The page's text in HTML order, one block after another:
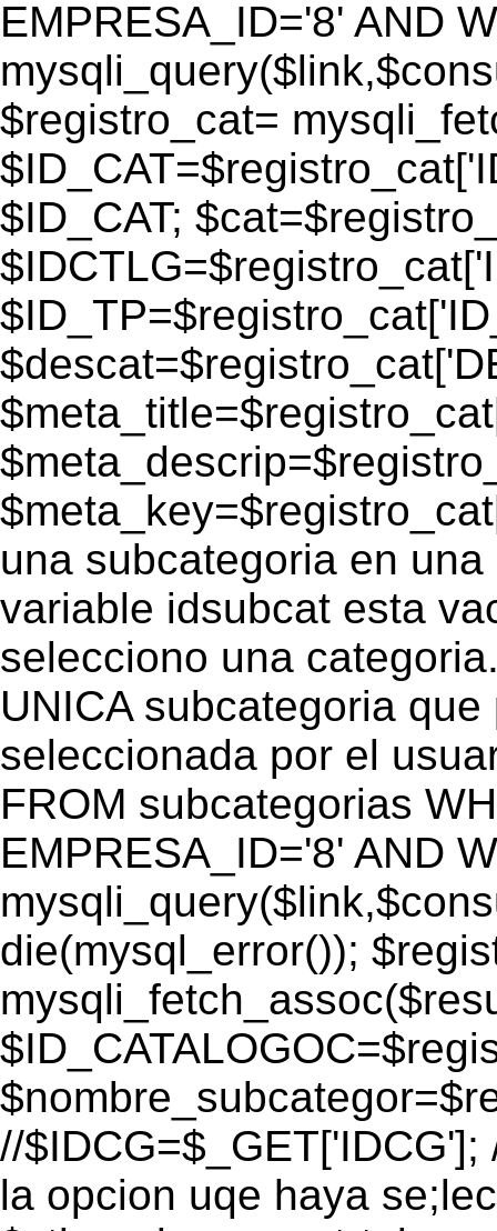
EMPRESA_ID='8' AND
$registro_cat=
$ID_CAT;
una subcategoria en
variable idsubcat esta
selecciono una
UNICA subcategoria
seleccionada por el
FROM subcategorias
EMPRESA_ID='8' AND
die(mysql_error());
//
la opcion uqe haya